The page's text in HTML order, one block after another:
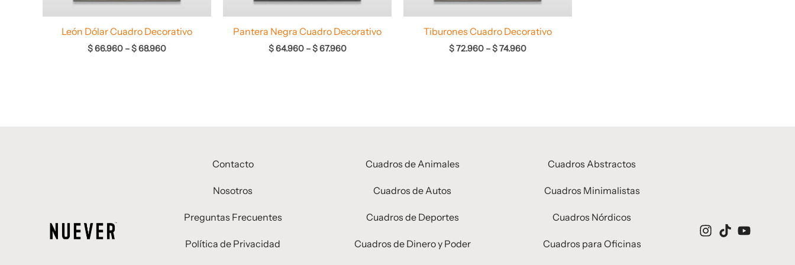
León Dólar Cuadro Decorativo
$66.960 –$68.960
Pantera Negra Cuadro Decorativo
$64.960 –$67.960
Tiburones Cuadro Decorativo
$72.960 –$74.960
Contacto
Nosotros
Preguntas Frecuentes
Política de Privacidad
Cuadros de Animales
Cuadros de Autos
Cuadros de Deportes
Cuadros de Dinero y Poder
Cuadros Abstractos
Cuadros Minimalistas
Cuadros Nórdicos
Cuadros para Oficinas